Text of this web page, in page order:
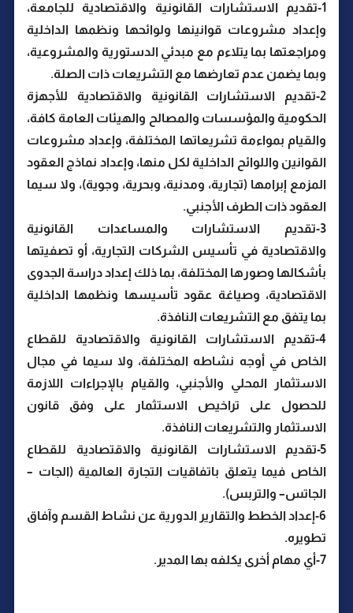
1-تقديم الاستشارات القانونية والاقتصادية للجامعة،
وإعداد مشروعات قوانينها ولوائحها ونظمها الداخلية
ومراجعتها بما يتلاءم مع مبدئي الدستورية والمشروعية،
وبما يضمن عدم تعارضها مع التشريعات ذات الصلة.
2-تقديم الاستشارات القانونية والاقتصادية للأجهزة
الحكومية والمؤسسات والمصالح والهيئات العامة كافة،
والقيام بمواءمة تشريعاتها المختلفة، وإعداد مشروعات
القوانين واللوائح الداخلية لكل منها، وإعداد نماذج العقود
المزمع إبرامها (تجارية، ومدنية، وبحرية، وجوية)، ولا سيما
العقود ذات الطرف الأجنبي.
3-تقديم الاستشارات والمساعدات القانونية
والاقتصادية في تأسيس الشركات التجارية، أو تصفيتها
بأشكالها وصورها المختلفة، بما ذلك إعداد دراسة الجدوى
الاقتصادية، وصياغة عقود تأسيسها ونظمها الداخلية
بما يتفق مع التشريعات النافذة.
4-تقديم الاستشارات القانونية والاقتصادية للقطاع
الخاص في أوجه نشاطه المختلفة، ولا سيما في مجال
الاستثمار المحلي والأجنبي، والقيام بالإجراءات اللازمة
للحصول على تراخيص الاستثمار على وفق قانون
الاستثمار والتشريعات النافذة.
5-تقديم الاستشارات القانونية والاقتصادية للقطاع
الخاص فيما يتعلق باتفاقيات التجارة العالمية (الجات –
الجاتس– والتربس).
6-إعداد الخطط والتقارير الدورية عن نشاط القسم وآفاق
تطويره.
7-أي مهام أخرى يكلفه بها المدير.